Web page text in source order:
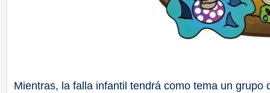
Mientras, la falla infantil tendrá como tema un